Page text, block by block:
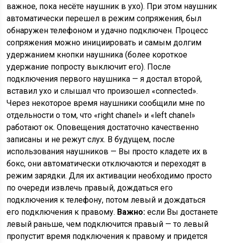
важное, пока несёте наушник в ухо). При этом наушник
автоматически перешел в режим сопряжения, был
обнаружен телефоном и удачно подключен. Процесс
сопряжения можно инициировать и самым долгим
удержанием кнопки наушника (более короткое
удержание попросту выключит его). После
подключения первого наушника — я достал второй,
вставил ухо и слышал что произошел «connected».
Через некоторое время наушники сообщили мне по
отдельности о том, что «right chanel» и «left chanel»
работают ок. Оповещения достаточно качественно
записаны и не режут слух. В будущем, после
использования наушников — Вы просто кладете их в
бокс, они автоматически отключаются и переходят в
режим зарядки. Для их активации необходимо просто
по очереди извлечь правый, дождаться его
подключения к телефону, потом левый и дождаться
его подключения к правому. Важно:если Вы достанете
левый раньше, чем подключится правый — то левый
пропустит время подключения к правому и придется